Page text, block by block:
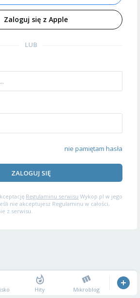
Zaloguj się z Apple
LUB
nie pamiętam hasła
ZALOGUJ SIĘ
Regulaminu serwisu Wykop.pl w jego
nie akceptujesz Regulaminu w całości,
z serwisu.
Hity Mikroblog